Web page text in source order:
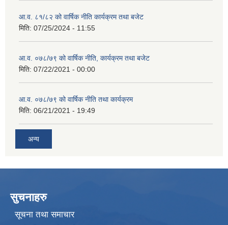
आ.व. ८१/८२ को वार्षिक नीति कार्यक्रम तथा बजेट
मिति: 07/25/2024 - 11:55
आ.व. ०७८/७९ को वार्षिक नीति, कार्यक्रम तथा बजेट
मिति: 07/22/2021 - 00:00
आ.व. ०७८/७९ को वार्षिक नीति तथा कार्यक्रम
मिति: 06/21/2021 - 19:49
अन्य
सुचनाहरु
सूचना तथा समाचार